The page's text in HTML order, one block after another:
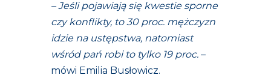
– Jeśli pojawiają się kwestie sporne
czy konflikty, to 30 proc. mężczyzn
idzie na ustępstwa, natomiast
wśród pań robi to tylko 19 proc. –
mówi Emilia Busłowicz.